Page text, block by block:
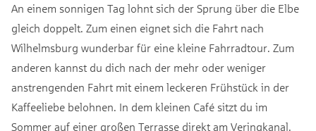
An einem sonnigen Tag lohnt sich der Sprung über die Elbe
gleich doppelt. Zum einen eignet sich die Fahrt nach
Wilhelmsburg wunderbar für eine kleine Fahrradtour. Zum
anderen kannst du dich nach der mehr oder weniger
anstrengenden Fahrt mit einem leckeren Frühstück in der
Kaffeeliebe belohnen. In dem kleinen Café sitzt du im
Sommer auf einer großen Terrasse direkt am Veringkanal.